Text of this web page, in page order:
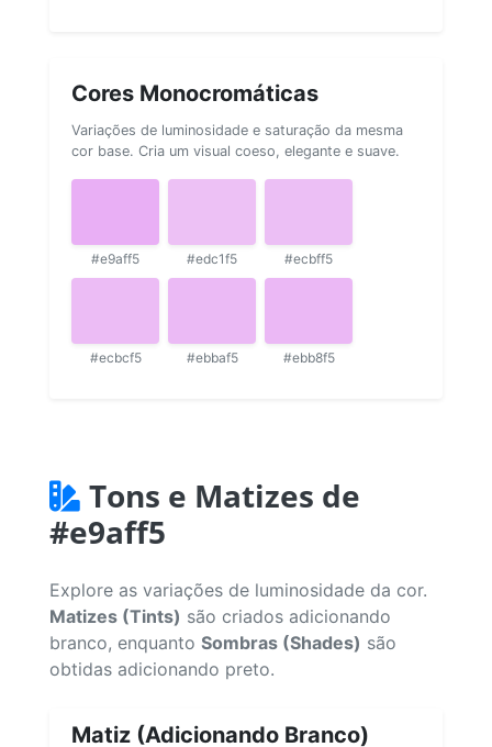
Cores Monocromáticas
Variações de luminosidade e saturação da mesma
cor base. Cria um visual coeso, elegante e suave.
#e9aff5 #edc1f5 #ecbff5
#ecbcf5 #ebbaf5 #ebb8f5
Tons e Matizes de
#e9aff5
Explore as variações de luminosidade da cor.
Matizes (Tints) são criados adicionando
branco, enquanto Sombras (Shades) são
obtidas adicionando preto.
Matiz (Adicionando Branco)